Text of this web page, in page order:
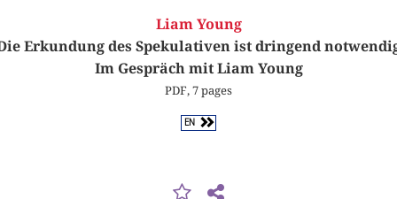
Liam Young
Erkundung des Spekulativen ist dringend
Im Gespräch mit Liam Young
PDF, 7 pages
EN